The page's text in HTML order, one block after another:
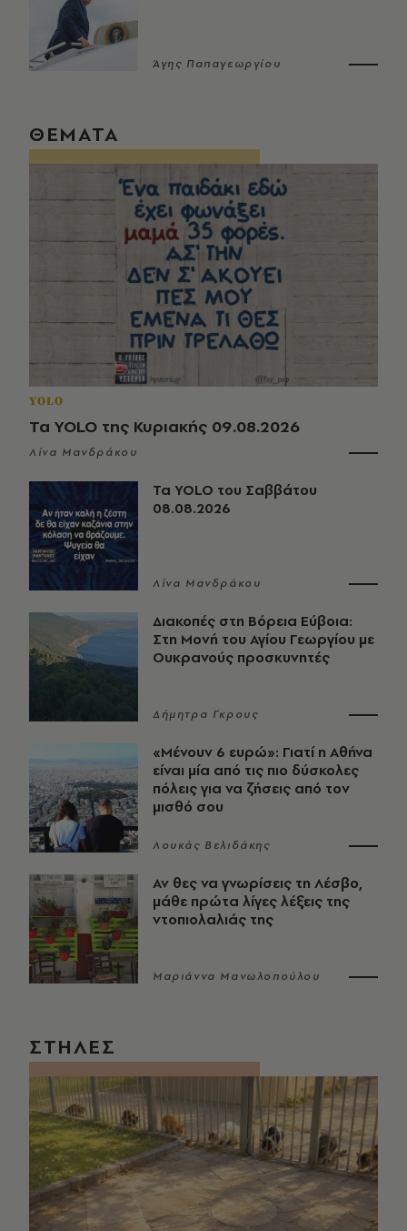
Άγης Παπαγεωργίου
ΘΕΜΑΤΑ
YOLO
Τα YOLO της Κυριακής 09.08.2026
Λίνα Μανδράκου
Τα YOLO του Σαββάτου
08.08.2026
Λίνα Μανδράκου
Διακοπές στη Βόρεια Εύβοια:
Στη Μονή του Αγίου Γεωργίου με
Ουκρανούς προσκυνητές
Δήμητρα Γκρους
«Μένουν 6 ευρώ»: Γιατί η Αθήνα
είναι μία από τις πιο δύσκολες
πόλεις για να ζήσεις από τον
μισθό σου
Λουκάς Βελιδάκης
Αν θες να γνωρίσεις τη Λέσβο,
μάθε πρώτα λίγες λέξεις της
ντοπιολαλιάς της
Μαριάννα Μανωλοπούλου
ΣΤΗΛΕΣ